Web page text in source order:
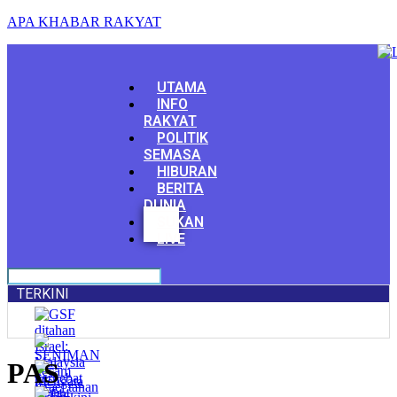
APA KHABAR RAKYAT
Menu
UTAMA
INFO
RAKYAT
POLITIK
SEMASA
HIBURAN
BERITA
DUNIA
SUKAN
LIVE
Facebook
Youtube
TERKINI
PAS